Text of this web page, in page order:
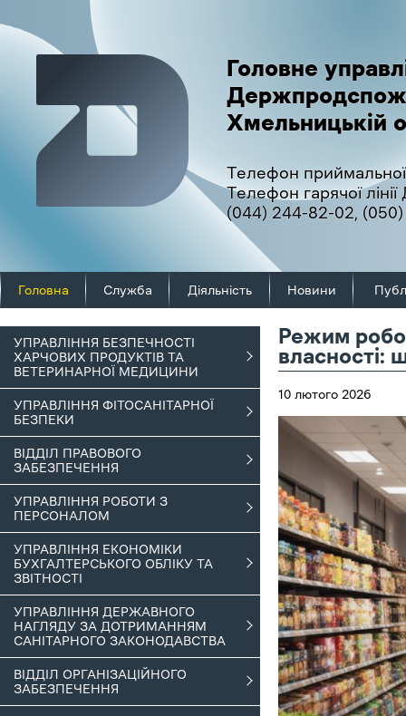
Головне
Хмельницькій
Телефон
Телефон гарячої
(044) 244-82-02,
Головна Служба Діяльність Новини
УПРАВЛІННЯ БЕЗПЕЧНОСТІ
ХАРЧОВИХ ПРОДУКТІВ ТА
ВЕТЕРИНАРНОЇ МЕДИЦИНИ
УПРАВЛІННЯ ФІТОСАНІТАРНОЇ
БЕЗПЕКИ
ВІДДІЛ ПРАВОВОГО
ЗАБЕЗПЕЧЕННЯ
УПРАВЛІННЯ РОБОТИ З
ПЕРСОНАЛОМ
УПРАВЛІННЯ ЕКОНОМІКИ
БУХГАЛТЕРСЬКОГО ОБЛІКУ ТА
ЗВІТНОСТІ
УПРАВЛІННЯ ДЕРЖАВНОГО
НАГЛЯДУ ЗА ДОТРИМАННЯМ
САНІТАРНОГО ЗАКОНОДАВСТВА
ВІДДІЛ ОРГАНІЗАЦІЙНОГО
ЗАБЕЗПЕЧЕННЯ
Режим
власності:
10 лютого 2026